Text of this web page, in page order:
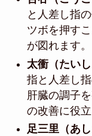
と人差し指
ツボを押す
が図れます。
太衝（たい
指と人差し
肝臓の調子
の改善に役立
足三里（あ